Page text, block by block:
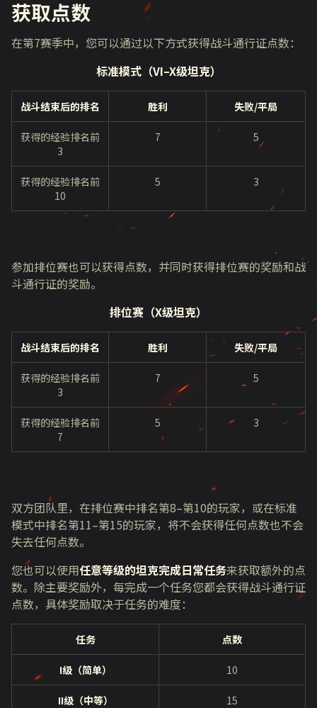
获取点数
在第7赛季中，您可以通过以下方式获得战斗通行证点数：
标准模式（VI–X级坦克）
战斗结束后的排名 胜利 失败/平局
获得的经验排名前
3
7 5
获得的经验排名前
10
5 3
参加排位赛也可以获得点数，并同时获得排位赛的奖励和战
斗通行证的奖励。
排位赛（X级坦克）
战斗结束后的排名 胜利 失败/平局
获得的经验排名前
3
7 5
获得的经验排名前
7
5 3
双方团队里，在排位赛中排名第8–第10的玩家，或在标准
模式中排名第11–第15的玩家，将不会获得任何点数也不会
失去任何点数。
您也可以使用任意等级的坦克完成日常任务来获取额外的点
数。除主要奖励外，每完成一个任务您都会获得战斗通行证
点数，具体奖励取决于任务的难度：
任务 点数
I级（简单） 10
II级（中等） 15